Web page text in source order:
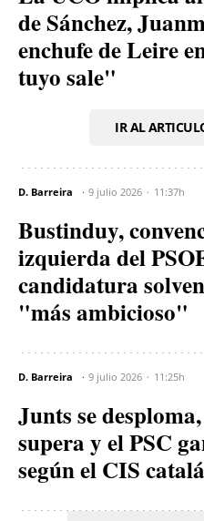
de Sánchez,
enchufe de Leire
tuyo sale"
IR AL
D. Barreira 9 julio 2026 11:37h
Bustinduy,
izquierda del
candidatura
"más ambicioso"
D. Barreira 9 julio 2026 11:25h
Junts se
supera y el PSC
según el CIS